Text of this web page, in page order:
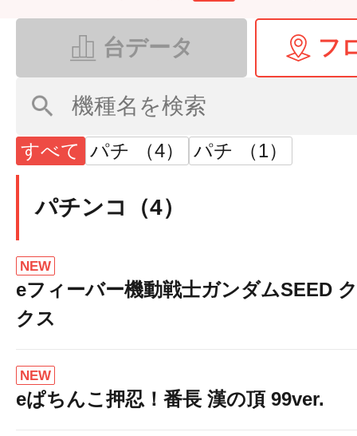
台データ フ
すべて パチ （4） パチ （1）
パチンコ（4）
NEW
eフィーバー機動戦士ガンダムSEED
クス
NEW
eぱちんこ押忍！番長 漢の頂 99ver.